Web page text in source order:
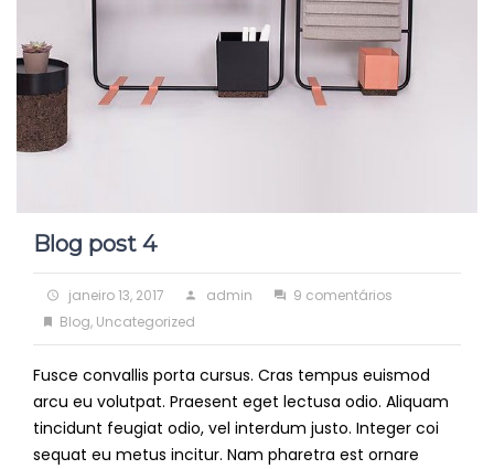
Blog post 4
Posted
on
janeiro 13, 2017 Author
admin 9 comentários
post
4
Categories
Blog, Uncategorized
Fusce convallis porta cursus. Cras tempus euismod
arcu eu volutpat. Praesent eget lectusa odio. Aliquam
tincidunt feugiat odio, vel interdum justo. Integer coi
sequat eu metus incitur. Nam pharetra est ornare